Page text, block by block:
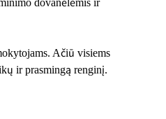
dovanėlėmis ir
Ačiū visiems
ir prasmingą renginį.